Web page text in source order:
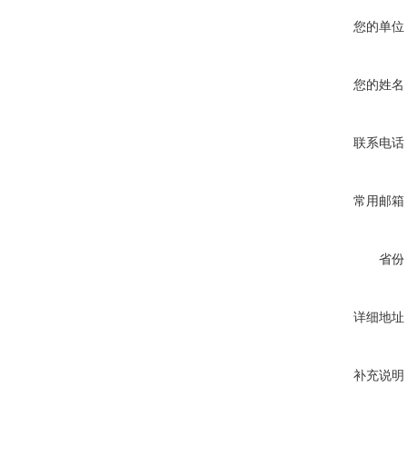
您的单位
您的姓名
联系电话
常用邮箱
省份
详细地址
补充说明